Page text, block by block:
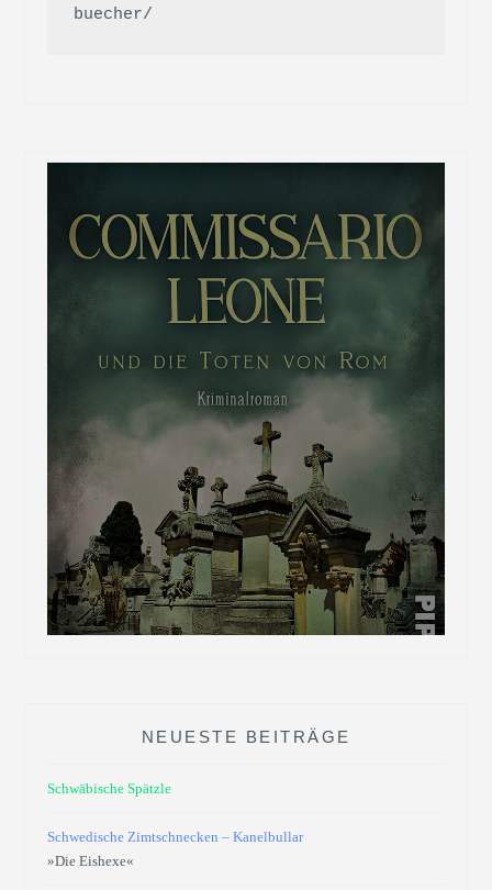
buecher/
NEUESTE BEITRÄGE
Schwäbische Spätzle
Schwedische Zimtschnecken – Kanelbullar
»Die Eishexe«